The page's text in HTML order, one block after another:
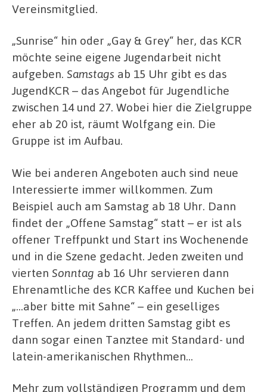
Vereinsmitglied.
„Sunrise“ hin oder „Gay & Grey“ her, das KCR
möchte seine eigene Jugendarbeit nicht
aufgeben. Samstags ab 15 Uhr gibt es das
JugendKCR – das Angebot für Jugendliche
zwischen 14 und 27. Wobei hier die Zielgruppe
eher ab 20 ist, räumt Wolfgang ein. Die
Gruppe ist im Aufbau.
Wie bei anderen Angeboten auch sind neue
Interessierte immer willkommen. Zum
Beispiel auch am Samstag ab 18 Uhr. Dann
findet der „Offene Samstag“ statt – er ist als
offener Treffpunkt und Start ins Wochenende
und in die Szene gedacht. Jeden zweiten und
vierten Sonntag ab 16 Uhr servieren dann
Ehrenamtliche des KCR Kaffee und Kuchen bei
„…aber bitte mit Sahne“ – ein geselliges
Treffen. An jedem dritten Samstag gibt es
dann sogar einen Tanztee mit Standard- und
latein-amerikanischen Rhythmen…
Mehr zum vollständigen Programm und dem